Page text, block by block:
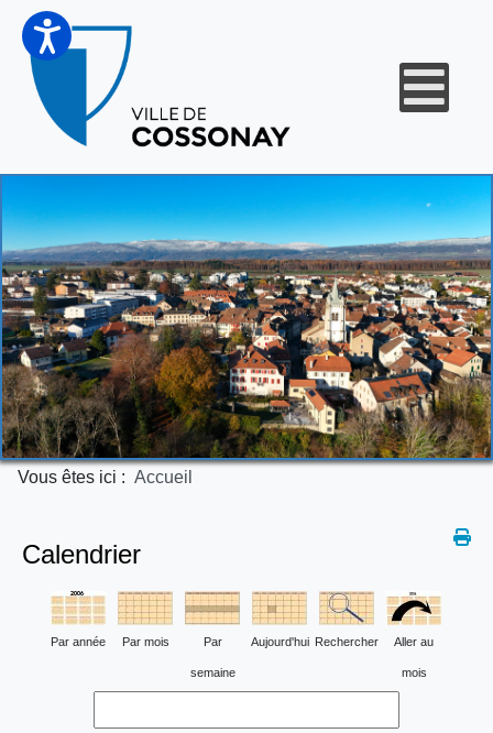
Vous êtes ici : Accueil
Calendrier
Par année Par mois Par
semaine
Aujourd'hui Rechercher Aller au
mois